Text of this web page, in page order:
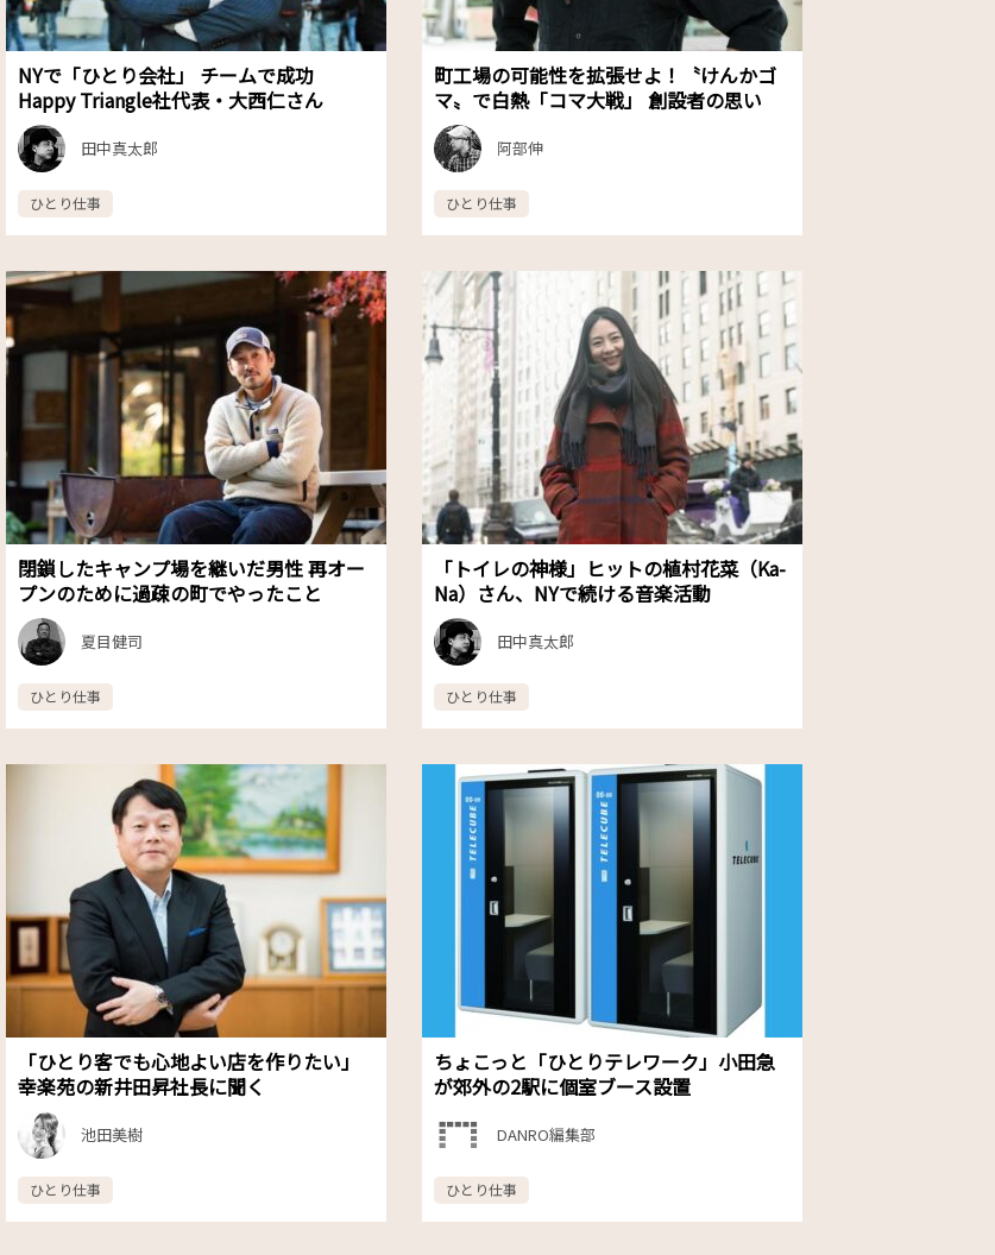
NYで「ひとり会社」 チームで成功
Happy Triangle社代表・大西仁さん
田中真太郎
ひとり仕事
町工場の可能性を拡張せよ！〝けんかゴ
マ〟で白熱「コマ大戦」 創設者の思い
阿部伸
ひとり仕事
閉鎖したキャンプ場を継いだ男性 再オー
プンのために過疎の町でやったこと
夏目健司
ひとり仕事
「トイレの神様」ヒットの植村花菜（Ka-
Na）さん、NYで続ける音楽活動
田中真太郎
ひとり仕事
「ひとり客でも心地よい店を作りたい」
幸楽苑の新井田昇社長に聞く
池田美樹
ひとり仕事
ちょこっと「ひとりテレワーク」小田急
が郊外の2駅に個室ブース設置
DANRO編集部
ひとり仕事